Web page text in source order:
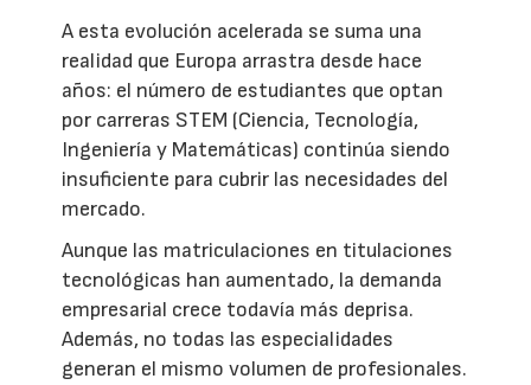
A esta evolución acelerada se suma una
realidad que Europa arrastra desde hace
años: el número de estudiantes que optan
por carreras STEM (Ciencia, Tecnología,
Ingeniería y Matemáticas) continúa siendo
insuficiente para cubrir las necesidades del
mercado.
Aunque las matriculaciones en titulaciones
tecnológicas han aumentado, la demanda
empresarial crece todavía más deprisa.
Además, no todas las especialidades
generan el mismo volumen de profesionales.